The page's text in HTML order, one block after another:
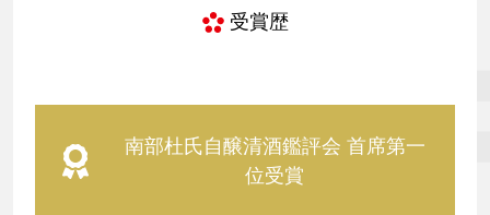
受賞歴
南部杜氏自醸清酒鑑評会 首席第一
位受賞